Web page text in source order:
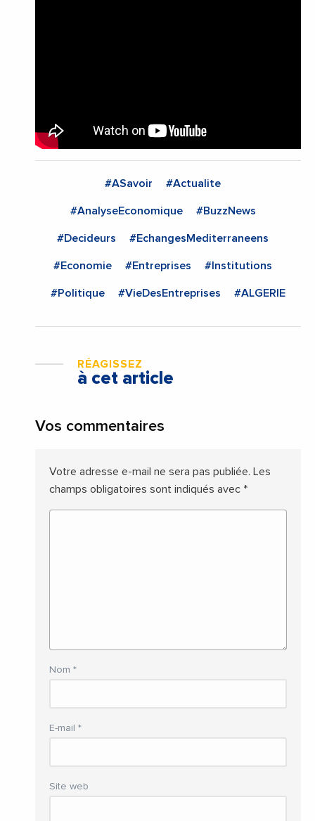
#ASavoir #Actualite
#AnalyseEconomique #BuzzNews
#Decideurs #EchangesMediterraneens
#Economie #Entreprises #Institutions
#Politique #VieDesEntreprises #ALGERIE
RÉAGISSEZ
à cet article
Vos commentaires
Votre adresse e-mail ne sera pas publiée. Les
champs obligatoires sont indiqués avec *
Nom *
E-mail *
Site web